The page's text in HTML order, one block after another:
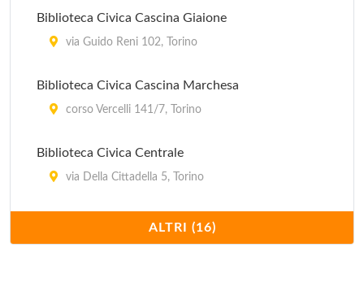
Biblioteca Civica Cascina Giaione
via Guido Reni 102, Torino
Biblioteca Civica Cascina Marchesa
corso Vercelli 141/7, Torino
Biblioteca Civica Centrale
via Della Cittadella 5, Torino
Biblioteca Civica Cesare Pavese
via Candiolo 79, Torino
ALTRI (16)